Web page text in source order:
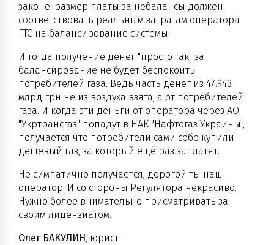
законе: размер платы за небалансы должен
соответствовать реальным затратам оператора
ГТС на балансирование системы.
И тогда получение денег "просто так" за
балансирование не будет беспокоить
потребителей газа. Ведь часть денег из 47.943
млрд грн не из воздуха взята, а от потребителей
газа. И когда эти деньги от оператора через АО
"Укртрансгаз" попадут в НАК "Нафтогаз Украины",
получается что потребители сами себе купили
дешевый газ, за который ещё раз заплатят.
Не симпатично получается, дорогой ты наш
оператор! И со стороны Регулятора некрасиво.
Нужно более внимательно присматривать за
своим лицензиатом.
Олег БАКУЛИН, юрист